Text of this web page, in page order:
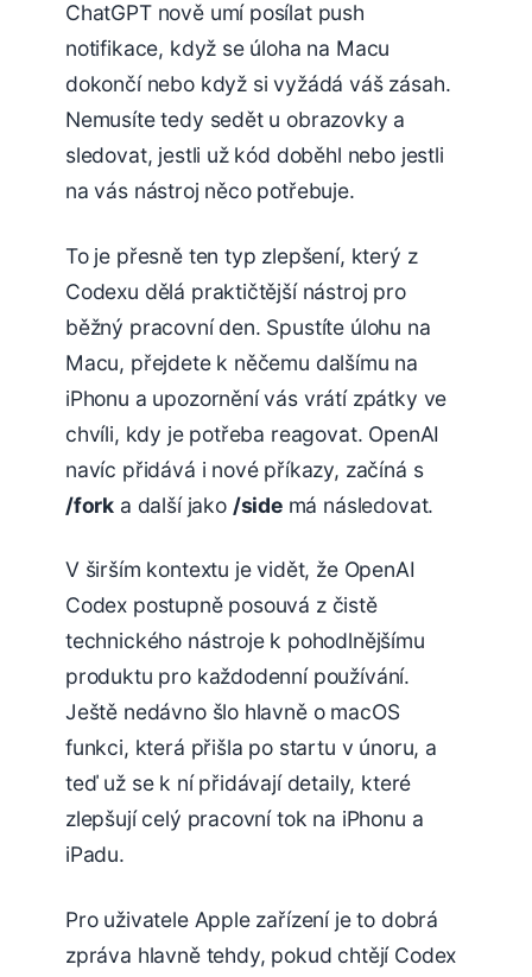
ChatGPT nově umí posílat push
notifikace, když se úloha na Macu
dokončí nebo když si vyžádá váš zásah.
Nemusíte tedy sedět u obrazovky a
sledovat, jestli už kód doběhl nebo jestli
na vás nástroj něco potřebuje.
To je přesně ten typ zlepšení, který z
Codexu dělá praktičtější nástroj pro
běžný pracovní den. Spustíte úlohu na
Macu, přejdete k něčemu dalšímu na
iPhonu a upozornění vás vrátí zpátky ve
chvíli, kdy je potřeba reagovat. OpenAI
navíc přidává i nové příkazy, začíná s
/fork a další jako /sidemá následovat.
V širším kontextu je vidět, že OpenAI
Codex postupně posouvá z čistě
technického nástroje k pohodlnějšímu
produktu pro každodenní používání.
Ještě nedávno šlo hlavně o macOS
funkci, která přišla po startu v únoru, a
teď už se k ní přidávají detaily, které
zlepšují celý pracovní tok na iPhonu a
iPadu.
Pro uživatele Apple zařízení je to dobrá
zpráva hlavně tehdy, pokud chtějí Codex